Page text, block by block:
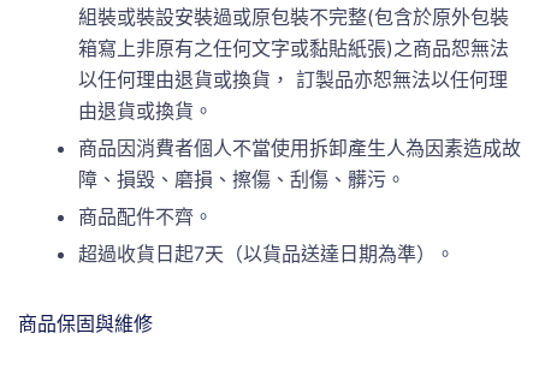
組裝或裝設安裝過或原包裝不完整(包含於原外包裝
箱寫上非原有之任何文字或黏貼紙張)之商品恕無法
以任何理由退貨或換貨， 訂製品亦恕無法以任何理
由退貨或換貨。
商品因消費者個人不當使用拆卸產生人為因素造成故
障、損毀、磨損、擦傷、刮傷、髒污。
商品配件不齊。
超過收貨日起7天（以貨品送達日期為準）。
商品保固與維修